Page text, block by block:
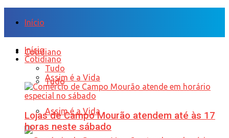
Início
Cotidiano
Tudo
Assim é a Vida
Início
Cotidiano
Tudo
Assim é a Vida
Lojas de Campo Mourão atendem até às 17
horas neste sábado